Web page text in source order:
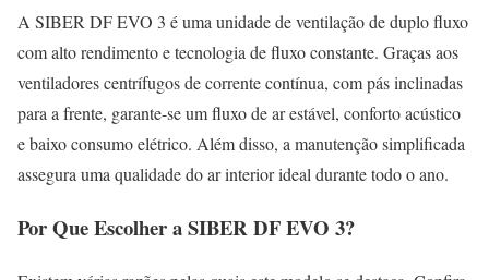
A SIBER DF EVO 3 é uma unidade de ventilação de duplo fluxo
com alto rendimento e tecnologia de fluxo constante. Graças aos
ventiladores centrífugos de corrente contínua, com pás inclinadas
para a frente, garante-se um fluxo de ar estável, conforto acústico
e baixo consumo elétrico. Além disso, a manutenção simplificada
assegura uma qualidade do ar interior ideal durante todo o ano.
Por Que Escolher a SIBER DF EVO 3?